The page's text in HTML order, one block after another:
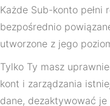
Każde Sub-konto pełni
bezpośrednio
utworzone z jego
Tylko Ty masz
kont i zarządzania
dane, dezaktywować je